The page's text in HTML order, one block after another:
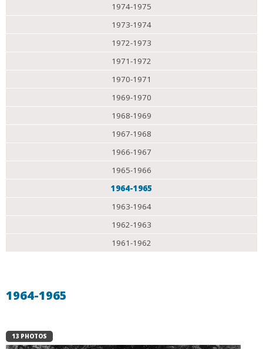
1974-1975
1973-1974
1972-1973
1971-1972
1970-1971
1969-1970
1968-1969
1967-1968
1966-1967
1965-1966
1964-1965
1963-1964
1962-1963
1961-1962
1964-1965
13 PHOTOS